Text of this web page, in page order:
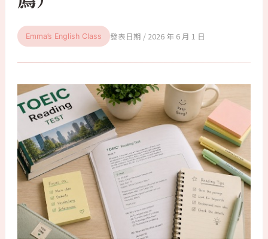
Emma’s English Class 2026 年 6 月 1 日